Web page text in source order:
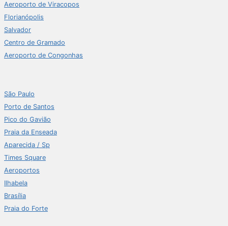
Aeroporto de Viracopos
Florianópolis
Salvador
Centro de Gramado
Aeroporto de Congonhas
São Paulo
Porto de Santos
Pico do Gavião
Praia da Enseada
Aparecida / Sp
Times Square
Aeroportos
Ilhabela
Brasília
Praia do Forte